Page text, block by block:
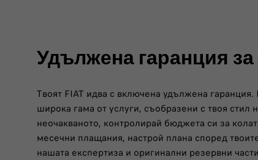
Удължена гаранция за
Твоят FIAT идва с включена удължена
широка гама от услуги, съобразени с твоя
неочакваното, контролирай бюджета си за
месечни плащания, настрой плана според
нашата експертиза и оригинални резервни